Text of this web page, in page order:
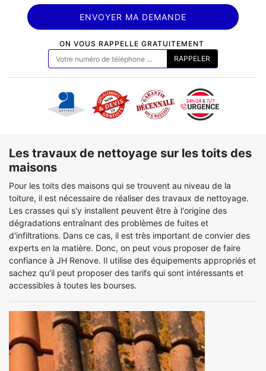
ON VOUS RAPPELLE GRATUITEMENT
Les travaux de nettoyage sur les toits des
maisons
Pour les toits des maisons qui se trouvent au niveau de la
toiture, il est nécessaire de réaliser des travaux de nettoyage.
Les crasses qui s'y installent peuvent être à l'origine des
dégradations entraînant des problèmes de fuites et
d'infiltrations. Dans ce cas, il est très important de convier des
experts en la matière. Donc, on peut vous proposer de faire
confiance à JH Renove. Il utilise des équipements appropriés et
sachez qu'il peut proposer des tarifs qui sont intéressants et
accessibles à toutes les bourses.